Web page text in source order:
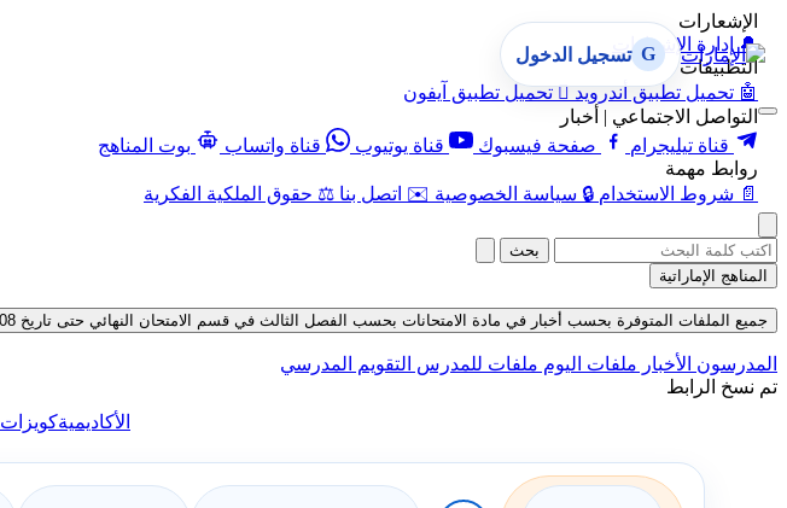
الإشعارات
🔔 إدارة الإشعارات
التطبيقات
🤖 تحميل تطبيق أندرويد  تحميل تطبيق آيفون
التواصل الاجتماعي | أخبار
قناة تيليجرام
صفحة فيسبوك قناة يوتيوب قناة واتساب
بوت المناهج
روابط مهمة
📄 شروط الاستخدام 🔒 سياسة الخصوصية ✉️ اتصل بنا ⚖️ حقوق الملكية الفكرية
G تسجيل الدخول
بحث
المناهج الإماراتية
جميع الملفات المتوفرة بحسب أخبار في مادة الامتحانات بحسب الفصل الثالث في قسم الامتحان النهائي حتى تاريخ 08-08-2026
المدرسون الأخبار ملفات اليوم ملفات للمدرس التقويم المدرسي
تم نسخ الرابط
الأكاديميةكويزات